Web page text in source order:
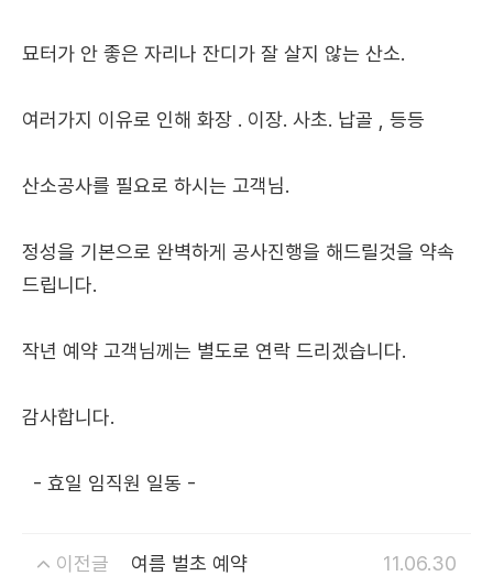
묘터가 안 좋은 자리나 잔디가 잘 살지 않는 산소.
여러가지 이유로 인해 화장 . 이장. 사초. 납골 , 등등
산소공사를 필요로 하시는 고객님.
정성을 기본으로 완벽하게 공사진행을 해드릴것을 약속
드립니다.
작년 예약 고객님께는 별도로 연락 드리겠습니다.
감사합니다.
- 효일 임직원 일동 -
이전글 여름 벌초 예약 11.06.30